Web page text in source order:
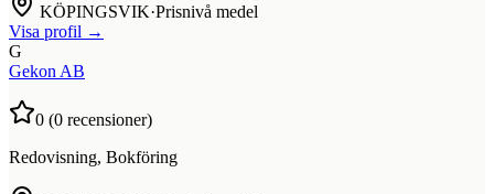
KÖPINGSVIK·Prisnivå medel
Visa profil →
G
Gekon AB
0 (0 recensioner)
Redovisning, Bokföring